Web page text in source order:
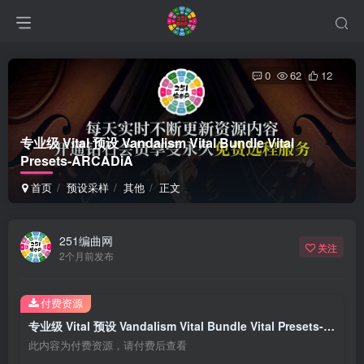
专业级 Vital 预设 Vandalism Vital Bundle Vital
Presets-ARCADiA
首页 预设采样 其他 正文
0 62 12
251编曲网
2个月前发布
关注
专业级 Vital 预设 Vandalism Vital Bundle Vital Presets-ARCADiA
此内容为付费资源，请付费后查看
付费资源